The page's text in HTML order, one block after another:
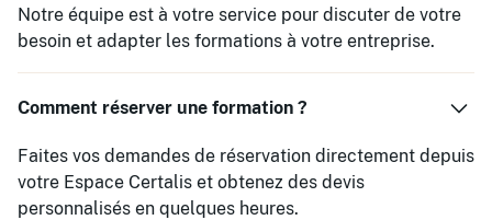
Notre équipe est à votre service pour discuter de votre
besoin et adapter les formations à votre entreprise.
Comment réserver une formation ?
Faites vos demandes de réservation directement depuis
votre Espace Certalis et obtenez des devis
personnalisés en quelques heures.